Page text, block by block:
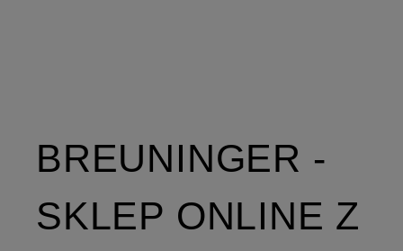
BREUNINGER -
SKLEP ONLINE Z